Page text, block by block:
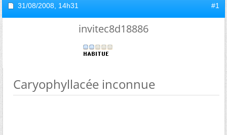
31/08/2008, 14h31 #1
invitec8d18886
Caryophyllacée inconnue